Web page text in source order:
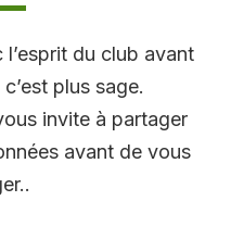
du club avant
plus sage.
invite à partager
avant de vous